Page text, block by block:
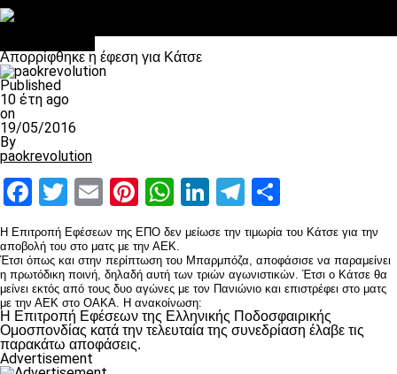
Απορρίφθηκε η έφεση για Κάτσε
Published
10 έτη ago
on
19/05/2016
By
paokrevolution
Facebook
Twitter
EmailPinterest
WhatsApp
LinkedIn
Telegram
Η Επιτροπή Εφέσεων της ΕΠΟ δεν μείωσε την τιμωρία του Κάτσε για την
αποβολή του στο ματς με την ΑΕΚ.
Έτσι όπως και στην περίπτωση του Μπαρμπόζα, αποφάσισε να παραμείνει
η πρωτόδικη ποινή, δηλαδή αυτή των τριών αγωνιστικών. Έτσι ο Κάτσε θα
μείνει εκτός από τους δυο αγώνες με τον Πανιώνιο και επιστρέφει στο ματς
με την ΑΕΚ στο ΟΑΚΑ. Η ανακοίνωση:
Η Επιτροπή Εφέσεων της Ελληνικής Ποδοσφαιρικής
Ομοσπονδίας κατά την τελευταία της συνεδρίαση έλαβε τις
παρακάτω αποφάσεις.
Advertisement